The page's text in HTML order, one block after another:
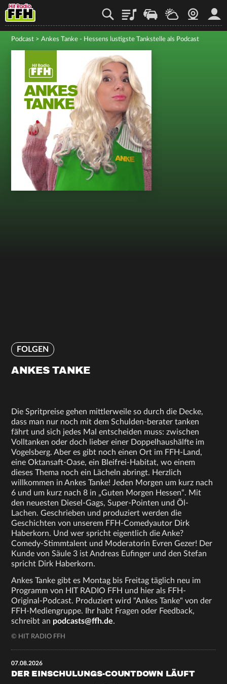
PlaylistStaupilotWetterWebcam
Podcast > Ankes Tanke - Hessens lustigste Tankstelle als Podcast
FOLGEN
ANKES TANKE
Die Spritpreise gehen mittlerweile so durch die Decke,
dass man nur noch mit dem Schulden-berater tanken
fährt und sich jedes Mal entscheiden muss: zwischen
Volltanken oder doch lieber einer Doppelhaushälfte im
Vogelsberg. Aber es gibt noch einen Ort im FFH-Land,
eine Oktansaft-Oase, ein Bleifrei-Habitat, wo einem
dieses Thema noch ein Lächeln abringt. Herzlich
willkommen in Ankes Tanke! Jeden Morgen um kurz nach
6 und um kurz nach 8 in „Guten Morgen Hessen“. Mit
den neuesten Diesel-Gags, Super-Pointen und Öl-
Lachen. Geschrieben und produziert werden die
Geschichten von unserem FFH-Comedyautor Dirk
Haberkorn. Und wer spricht eigentlich die Anke?
Comedy-Stimmtalent und Moderatorin Evren Gezer! Der
Kunde von Säule 3 ist Andreas Eufinger und den Stefan
spricht Dirk Haberkorn.
Ankes Tanke gibt es Montag bis Freitag täglich neu im
Programm von HIT RADIO FFH und hier als FFH-
Original-Podcast. Produziert wird "Ankes Tanke" von der
FFH-Mediengruppe. Ihr habt Fragen oder Feedback,
schreibt an podcasts@ffh.de.
© HIT RADIO FFH
07.08.2026
DER EINSCHULUNGS-COUNTDOWN LÄUFT